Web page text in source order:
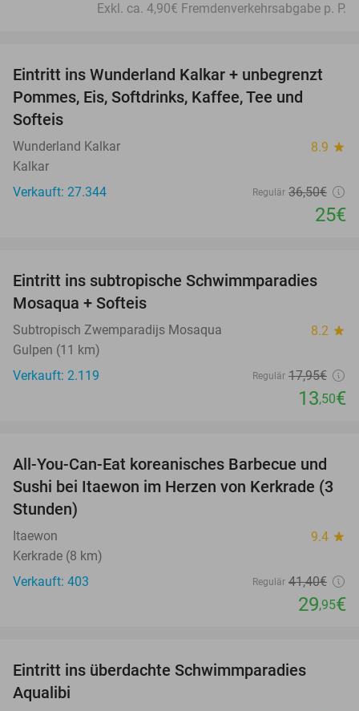
Exkl. ca. 4,90€ Fremdenverkehrsabgabe p. P.
32%
Eintritt ins Wunderland Kalkar + unbegrenzt
Pommes, Eis, Softdrinks, Kaffee, Tee und
Softeis
Wunderland Kalkar 8.9 star
Kalkar
Verkauft: 27.344
Regulär 36,50€
25€
25%
Eintritt ins subtropische Schwimmparadies
Mosaqua + Softeis
Subtropisch Zwemparadijs Mosaqua 8.2 star
Gulpen (11 km)
Verkauft: 2.119
Regulär 17,95€
13,50€
28%
All-You-Can-Eat koreanisches Barbecue und
Sushi bei Itaewon im Herzen von Kerkrade (3
Stunden)
Itaewon 9.4 star
Kerkrade (8 km)
Verkauft: 403
Regulär 41,40€
29,95€
Eintritt ins überdachte Schwimmparadies
Aqualibi